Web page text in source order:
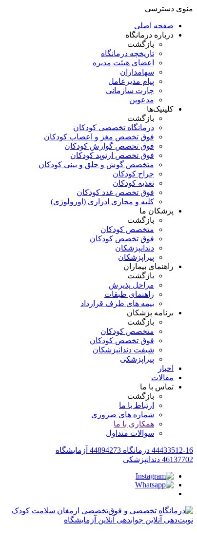
منوی دسترسی
صفحه اصلی
درباره درمانگاه
بازگشت
تاریخچه درمانگاه
اعضای هیئت مدیره
سهامداران
پیام مدیرعامل
چارت سازمانی
مدعوین
کلینیک‌ها
بازگشت
درمانگاه تخصصی کودکان
فوق تخصص مغز و اعصاب کودکان
فوق تخصص گوارش کودکان
فوق تخصص ارتوپد کودکان
متخصص گوش و حلق و بینی کودکان
جراح کودکان
تغذیه کودکان
فوق تخصص غدد کودکان
کلیه و مجاری ادراری (اورولوژی)
پزشکان ما
بازگشت
متخصص کودکان
فوق تخصص کودکان
دندانپزشکان
پیراپزشکان
راهنمای بیماران
بازگشت
مراحل پذیرش
راهنمای طبقات
بیمه های طرف قرارداد
برنامه پزشکان
بازگشت
متخصص کودکان
فوق تخصص کودکان
شیفت دندانپزشکان
پیراپزشکی
اخبار
مقالات
تماس با ما
بازگشت
ارتباط با ما
شماره های ضروری
همکاری با ما
سوالات متداول
44433512-16 درمانگاه 44894273 آزمایشگاه
46137702 دندانپزشکی
نوبت‌دهی آنلاین جوابدهی آنلاین آزمایشگاه